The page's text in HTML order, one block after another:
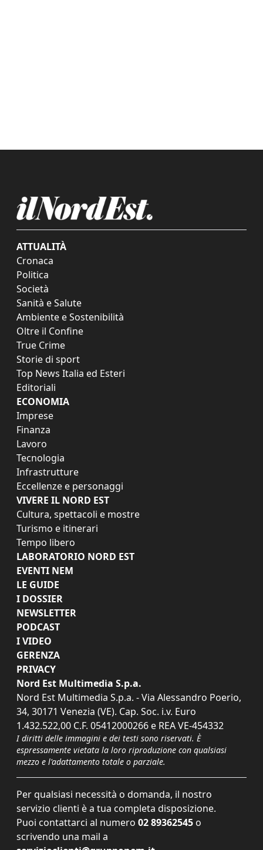
ATTUALITÀ
Cronaca
Politica
Società
Sanità e Salute
Ambiente e Sostenibilità
Oltre il Confine
True Crime
Storie di sport
Top News Italia ed Esteri
Editoriali
ECONOMIA
Imprese
Finanza
Lavoro
Tecnologia
Infrastrutture
Eccellenze e personaggi
VIVERE IL NORD EST
Cultura, spettacoli e mostre
Turismo e itinerari
Tempo libero
LABORATORIO NORD EST
EVENTI NEM
LE GUIDE
I DOSSIER
NEWSLETTER
PODCAST
I VIDEO
GERENZA
PRIVACY
Nord Est Multimedia S.p.a.
Nord Est Multimedia S.p.a. - Via Alessandro Poerio,
34, 30171 Venezia (VE). Cap. Soc. i.v. Euro
1.432.522,00 C.F. 05412000266 e REA VE-454332
I diritti delle immagini e dei testi sono riservati. È
espressamente vietata la loro riproduzione con qualsiasi
mezzo e l'adattamento totale o parziale.
Per qualsiasi necessità o domanda, il nostro
servizio clienti è a tua completa disposizione.
Puoi contattarci al numero 02 89362545 o
scrivendo una mail a